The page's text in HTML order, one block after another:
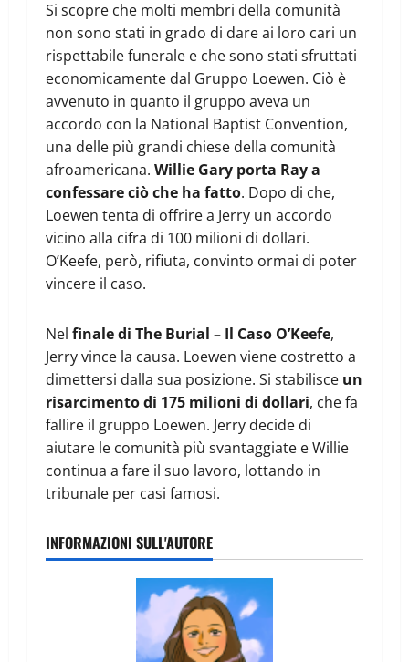
Si scopre che molti membri della comunità
non sono stati in grado di dare ai loro cari un
rispettabile funerale e che sono stati sfruttati
economicamente dal Gruppo Loewen. Ciò è
avvenuto in quanto il gruppo aveva un
accordo con la National Baptist Convention,
una delle più grandi chiese della comunità
afroamericana. Willie Gary porta Ray a
confessare ciò che ha fatto. Dopo di che,
Loewen tenta di offrire a Jerry un accordo
vicino alla cifra di 100 milioni di dollari.
O’Keefe, però, rifiuta, convinto ormai di poter
vincere il caso.
Nel finale di The Burial – Il Caso O’Keefe,
Jerry vince la causa. Loewen viene costretto a
dimettersi dalla sua posizione. Si stabilisce un
risarcimento di 175 milioni di dollari, che fa
fallire il gruppo Loewen. Jerry decide di
aiutare le comunità più svantaggiate e Willie
continua a fare il suo lavoro, lottando in
tribunale per casi famosi.
INFORMAZIONI SULL'AUTORE